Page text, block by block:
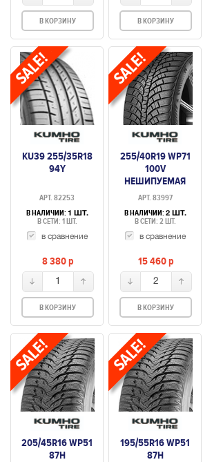
В КОРЗИНУ В КОРЗИНУ
KU39 255/35R18
94Y
АРТ. 82253
В НАЛИЧИИ: 1 ШТ.
В СЕТИ: 1 ШТ.
в сравнение
8 380p
1
В КОРЗИНУ
255/40R19 WP71
100V
НЕШИПУЕМАЯ
АРТ. 83997
В НАЛИЧИИ: 2 ШТ.
В СЕТИ: 2 ШТ.
в сравнение
15 460p
2
В КОРЗИНУ
205/45R16 WP51
87H
195/55R16 WP51
87H